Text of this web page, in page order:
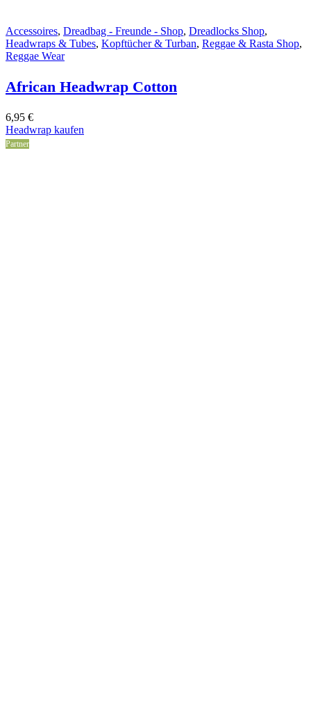
Accessoires, Dreadbag - Freunde - Shop, Dreadlocks Shop,
Headwraps & Tubes, Kopftücher & Turban, Reggae & Rasta Shop,
Reggae Wear
African Headwrap Cotton
6,95 €
Headwrap kaufen
Partner